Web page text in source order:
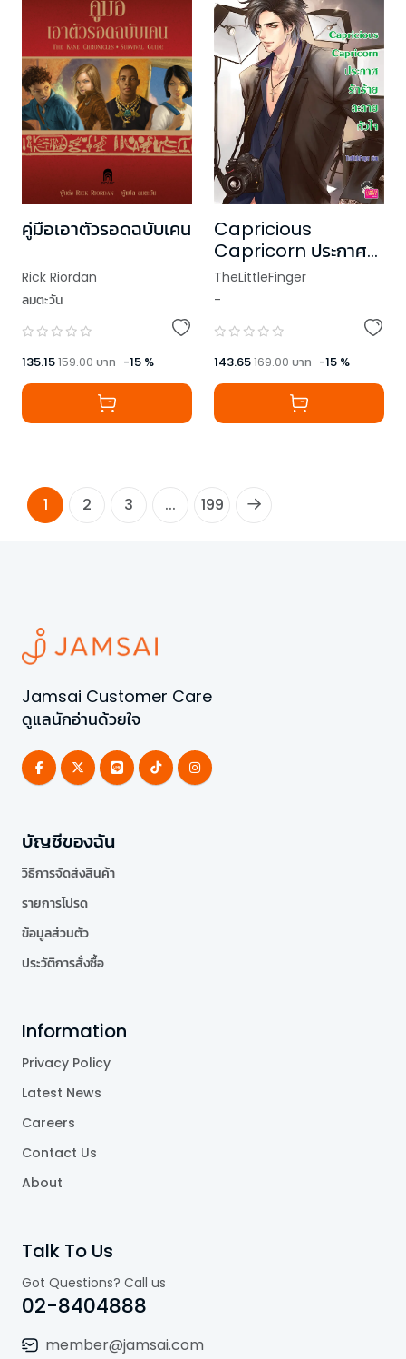
คู่มือเอาตัวรอดฉบับเคน
Rick Riordan
ลมตะวัน
135.15159.00บาท -15 %
Capricious
Capricorn ประกาศ
รักร้ายละลายหัวใจ ชุด
Prince of Zodiac
TheLittleFinger
-
143.65169.00บาท -15 %
1 2 3 ... 199
Jamsai Customer Care
ดูแลนักอ่านด้วยใจ
บัญชีของฉัน
วิธีการจัดส่งสินค้า
รายการโปรด
ข้อมูลส่วนตัว
ประวัติการสั่งซื้อ
Information
Privacy Policy
Latest News
Careers
Contact Us
About
Talk To Us
Got Questions? Call us
02-8404888
member@jamsai.com